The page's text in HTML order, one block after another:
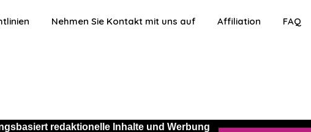
redaktionelle Inhalte und Werbung
Nehmen Sie Kontakt mit uns auf Affiliation FAQ